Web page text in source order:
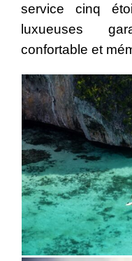
service cinq
luxueuses
confortable et